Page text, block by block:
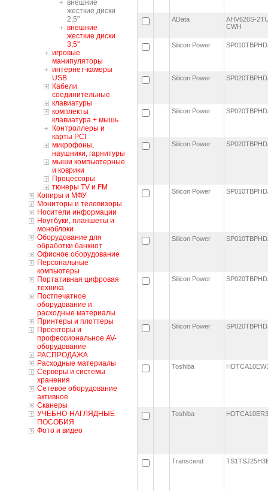
внешние
жесткие диски
2,5"
внешние
жесткие диски
3,5"
игровые
манипуляторы
интернет-камеры
USB
Кабели
соединительные
клавиатуры
комплекты
клавиатура + мышь
Контроллеры и
карты PCI
микрофоны,
наушники, гарнитуры
мыши компьютерные
и коврики
Процессоры
тюнеры TV и FM
Копиры и МФУ
Мониторы и телевизоры
Носители информации
Ноутбуки, планшеты и
моноблоки
Оборудование для
обработки банкнот
Офисное оборудование
Персональные
компьютеры
Портативная цифровая
техника
Постпечатное
оборудование и
расходные материалы
Принтеры и плоттеры
Проекторы и
профессиональное AV-
оборудование
РАСПРОДАЖА
Расходные материалы
Серверы и системы
хранения
Сетевое оборудование
активное
Сканеры
УЧЕБНО-НАГЛЯДНЫЕ
ПОСОБИЯ
Фото и видео
AData
AHV620S-
CWH
Silicon Power
Silicon Power
Silicon Power
Silicon Power
Silicon Power
Silicon Power
Silicon Power
Silicon Power
Toshiba
Toshiba
Transcend